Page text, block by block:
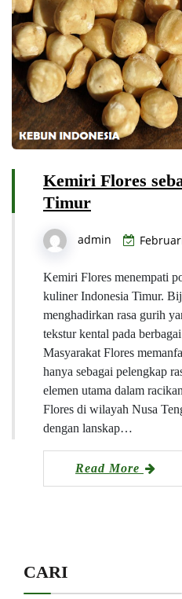
Kemiri Flores
Timur
admin
Kemiri Flores menempati
kuliner Indonesia Timur.
menghadirkan rasa gurih
tekstur kental pada
Masyarakat Flores
hanya sebagai pelengkap
elemen utama dalam
Flores di wilayah Nusa
dengan lanskap…
Read More
CARI